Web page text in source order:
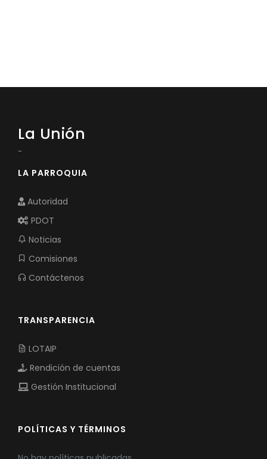
La Unión
-
LA PARROQUIA
Autoridad
PDOT
Noticias
Comisiones
Contáctenos
TRANSPARENCIA
LOTAIP
Rendición de cuentas
Gestión Institucional
POLÍTICAS Y TÉRMINOS